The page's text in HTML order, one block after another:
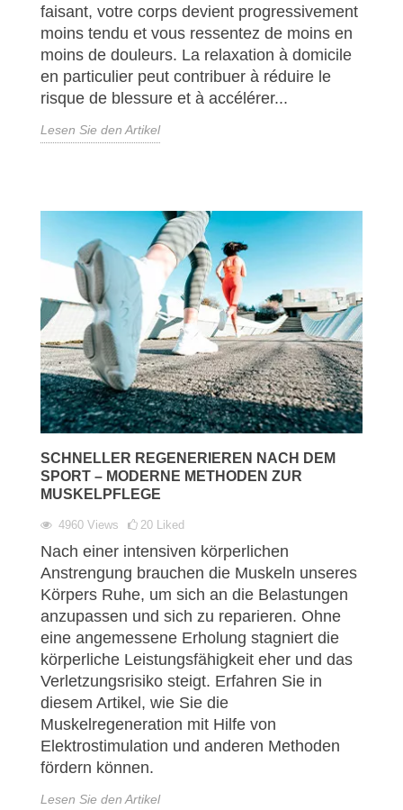
faisant, votre corps devient progressivement
moins tendu et vous ressentez de moins en
moins de douleurs. La relaxation à domicile
en particulier peut contribuer à réduire le
risque de blessure et à accélérer...
Lesen Sie den Artikel
SCHNELLER REGENERIEREN NACH DEM
SPORT – MODERNE METHODEN ZUR
MUSKELPFLEGE
4960 Views 20 Liked
Nach einer intensiven körperlichen
Anstrengung brauchen die Muskeln unseres
Körpers Ruhe, um sich an die Belastungen
anzupassen und sich zu reparieren. Ohne
eine angemessene Erholung stagniert die
körperliche Leistungsfähigkeit eher und das
Verletzungsrisiko steigt. Erfahren Sie in
diesem Artikel, wie Sie die
Muskelregeneration mit Hilfe von
Elektrostimulation und anderen Methoden
fördern können.
Lesen Sie den Artikel